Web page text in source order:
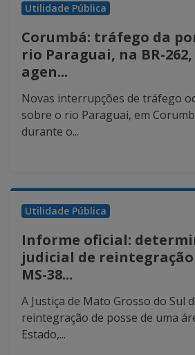
Utilidade Pública
Corumbá: tráfego da
rio Paraguai, na BR-
agen...
Novas interrupções de tráfego
sobre o rio Paraguai, em
durante o...
Utilidade Pública
Informe oficial:
judicial de reintegração
MS-38...
A Justiça de Mato Grosso do Sul
reintegração de posse de uma
Estado,...